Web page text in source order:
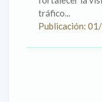
tráfico...
Publicación: